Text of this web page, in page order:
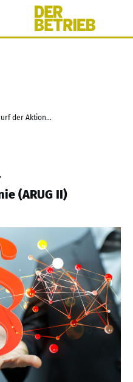
Referentenentwurf der Aktionärsrechterichtlinie (ARUG II)
(ARUG II)